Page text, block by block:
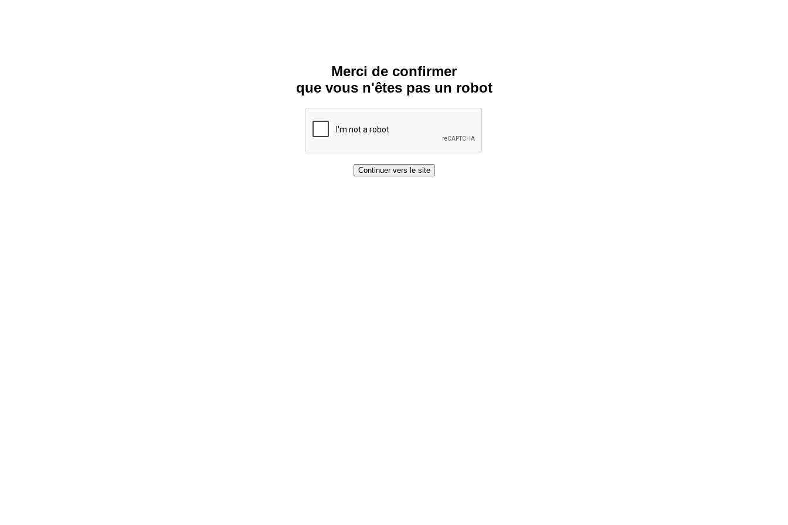
Merci de confirmer
que vous n'êtes pas un robot
Continuer vers le site